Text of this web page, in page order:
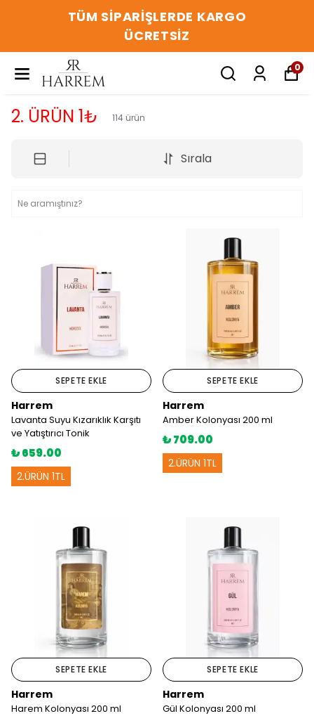
TÜM SIPARIŞLERDE KARGO
ÜCRETSIZ
0
2. ÜRÜN 1₺ 114 ürün
Sırala
SEPETE EKLE
Harrem
Lavanta Suyu Kızarıklık Karşıtı
ve Yatıştırıcı Tonik
₺ 659.00
2.ÜRÜN 1TL
SEPETE EKLE
Harrem
Amber Kolonyası 200 ml
₺ 709.00
2.ÜRÜN 1TL
SEPETE EKLE
Harrem
Harem Kolonyası 200 ml
SEPETE EKLE
Harrem
Gül Kolonyası 200 ml